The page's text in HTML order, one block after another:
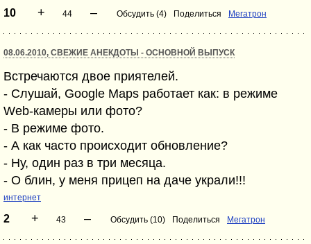
10 + 44 – Обсудить (4) Поделиться Мегатрон
08.06.2010, СВЕЖИЕ АНЕКДОТЫ - ОСНОВНОЙ ВЫПУСК
Встречаются двое приятелей.
- Слушай, Google Maps работает как: в режиме
Web-камеры или фото?
- В режиме фото.
- А как часто происходит обновление?
- Ну, один раз в три месяца.
- О блин, у меня прицеп на даче украли!!!
интернет
2 + 43 – Обсудить (10) Поделиться Мегатрон